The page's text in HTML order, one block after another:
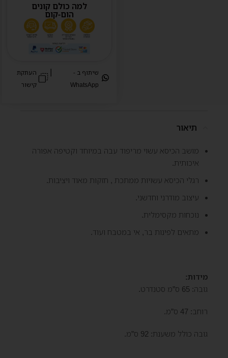
למה כולם קונים
הום-קום
שיתוף ב -
WhatsApp
|
העתקת
קישור
תיאור
מושב הכיסא עשוי מריפוד עבה במיוחד וקטיפה אפורה
איכותית.
רגלי הכיסא עשויות ממתכת , חזקות מאוד ויציבות.
עיצוב מודרני וחדשני.
נוכחות מקסימלית.
מתאים לפינות בר, אי במטבח ועוד.
מידות:
גובה: 65 ס”מ סטנדרט.
רוחב: 47 ס”מ.
גובה כולל משענת: 92 ס”מ.